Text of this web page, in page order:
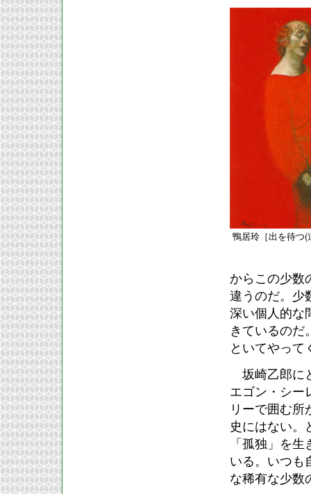
鴨居玲［出を待つ(
からこの少数
違うのだ。少
深い個人的な
きているの
といてやって
坂崎乙郎に
エゴン・シー
リーで囲む
史にはない。
「孤独」を
いる。いつも
な稀有な少数